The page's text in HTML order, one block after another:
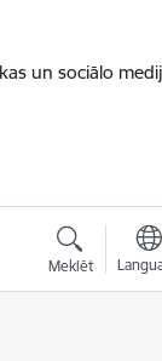
un sociālo
Meklēt